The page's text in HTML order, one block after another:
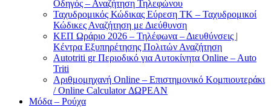
Οδηγός – Αναζήτηση Τηλεφώνου
Ταχυδρομικός Κώδικας Εύρεση ΤΚ – Ταχυδρομικοί
Κώδικες Αναζήτηση με Διεύθυνση
ΚΕΠ Ωράριο 2026 – Τηλέφωνα – Διευθύνσεις |
Κέντρα Εξυπηρέτησης Πολιτών Αναζήτηση
Autotriti gr Περιοδικό για Αυτοκίνητα Online – Auto
Triti
Αριθμομηχανή Online – Επιστημονικό Κομπιουτεράκι
/ Online Calculator ΔΩΡΕΑΝ
Μόδα – Ρούχα